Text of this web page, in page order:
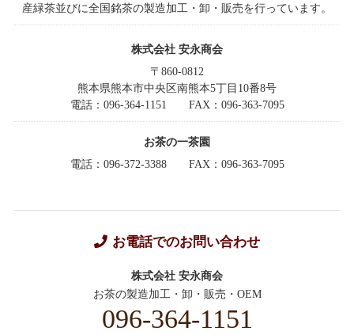
産緑茶並びに全国銘茶の製造加工・卸・販売を行っています。
株式会社 安永商会
〒860-0812
熊本県熊本市中央区南熊本5丁目10番8号
電話：096-364-1151
FAX：096-363-7095
お茶の一茶園
電話：096-372-3388
FAX：096-363-7095
お電話でのお問い合わせ
株式会社 安永商会
お茶の製造加工・卸・販売・OEM
096-364-1151